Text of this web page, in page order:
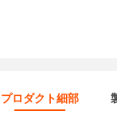
プロダクト細部